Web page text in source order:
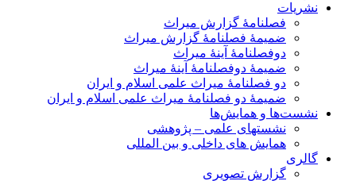
نشریات
فصلنامۀ گزارش میراث
ضمیمۀ فصلنامۀ گزارش میراث
دوفصلنامۀ آینۀ میراث
ضمیمۀ دوفصلنامۀ آینۀ میراث
دو فصلنامۀ میراث علمی اسلام و ایران
ضمیمۀ دو فصلنامۀ میراث علمی اسلام و ایران
نشست‌ها و همایش‌ها
نشستهای علمی – پژوهشی
همایش های داخلی و بین المللی
گالری
گزارش تصویری